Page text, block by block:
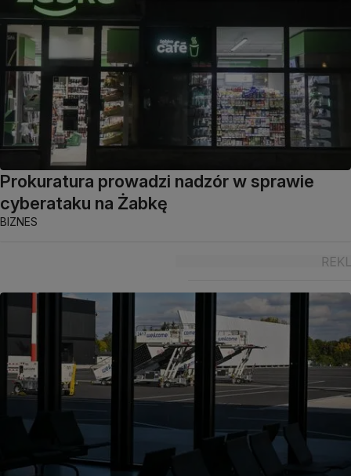
Prokuratura prowadzi nadzór w sprawie
cyberataku na Żabkę
BIZNES